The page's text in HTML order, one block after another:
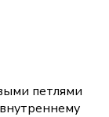
петлями